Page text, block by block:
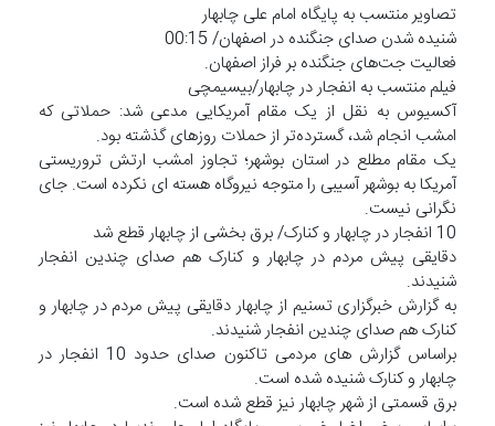
تصاویر منتسب به پایگاه امام علی چابهار
شنیده شدن صدای جنگنده در اصفهان/ 00:15
فعالیت جت‌های جنگنده بر فراز اصفهان.
فیلم منتسب به انفجار در چابهار/بیسیمچی
آکسیوس به نقل از یک مقام آمریکایی مدعی شد: حملاتی که
امشب انجام شد، گسترده‌تر از حملات روزهای گذشته بود.
یک مقام مطلع در استان بوشهر؛ تجاوز امشب ارتش تروریستی
آمریکا به بوشهر آسیبی را متوجه نیروگاه هسته ای نکرده است. جای
نگرانی نیست.
10 انفجار در چابهار و کنارک/ برق بخشی از چابهار قطع شد
دقایقی پیش مردم در چابهار و کنارک هم صدای چندین انفجار
شنیدند.
به گزارش خبرگزاری تسنیم از چابهار دقایقی پیش مردم در چابهار و
کنارک هم صدای چندین انفجار شنیدند.
براساس گزارش های مردمی تاکنون صدای حدود 10 انفجار در
چابهار و کنارک شنیده شده است.
برق قسمتی از شهر چابهار نیز قطع شده است.